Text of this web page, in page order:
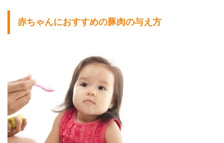
赤ちゃんにおすすめの豚肉の与え方